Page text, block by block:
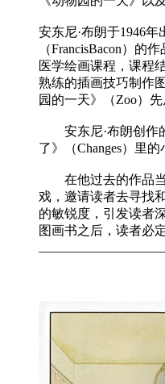
安东尼·布朗于1946
（FrancisBacon）的
医学绘画课程，课程
熟练的插画技巧制作
园的一天》（Zoo）
安东尼·布朗创作的
了》（Changes）里
在他过去的作品当
戏，邀请读者去寻找
的敏锐度，引发读者
图画书之后，读者必